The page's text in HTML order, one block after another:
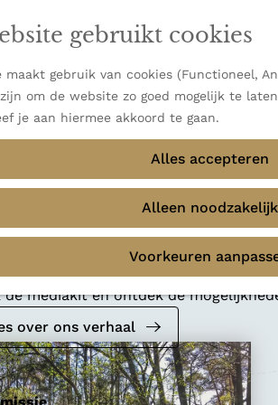
gebruikt cookies
maakt gebruik van cookies (Functioneel,
om de website zo goed mogelijk te
je aan hiermee akkoord te gaan.
Alles accepteren
Alleen noodzakelijk
Voorkeuren
Ons verhaal
de mediakit en ontdek de
over ons verhaal
het